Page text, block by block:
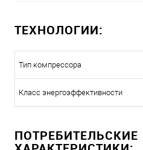
ТЕХНОЛОГИИ:
Тип компрессора
Класс энергоэффективности
ПОТРЕБИТЕЛЬСКИЕ